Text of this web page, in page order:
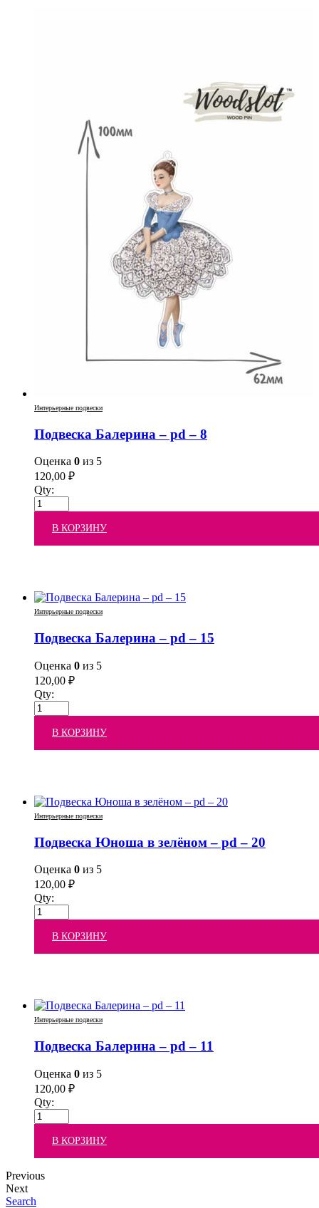
Интерьерные подвески
Подвеска Балерина – pd – 8
Оценка 0 из 5
120,00 ₽
Qty:
В КОРЗИНУ
Интерьерные подвески
Подвеска Балерина – pd – 15
Оценка 0 из 5
120,00 ₽
Qty:
В КОРЗИНУ
Интерьерные подвески
Подвеска Юноша в зелёном – pd – 20
Оценка 0 из 5
120,00 ₽
Qty:
В КОРЗИНУ
Интерьерные подвески
Подвеска Балерина – pd – 11
Оценка 0 из 5
120,00 ₽
Qty:
В КОРЗИНУ
Previous
Next
Search